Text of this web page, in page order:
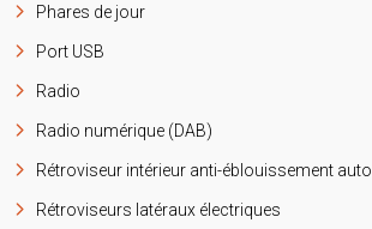
Phares de jour
Port USB
Radio
Radio numérique (DAB)
Rétroviseur intérieur anti-éblouissement auto.
Rétroviseurs latéraux électriques